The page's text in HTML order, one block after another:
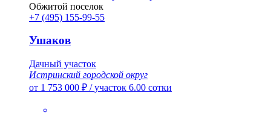
Обжитой поселок
+7 (495) 155-99-55
Ушаков
Дачный участок
Истринский городской округ
от 1 753 000 ₽ /участок 6.00 сотки